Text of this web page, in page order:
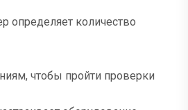
определяет количество
чтобы пройти проверки